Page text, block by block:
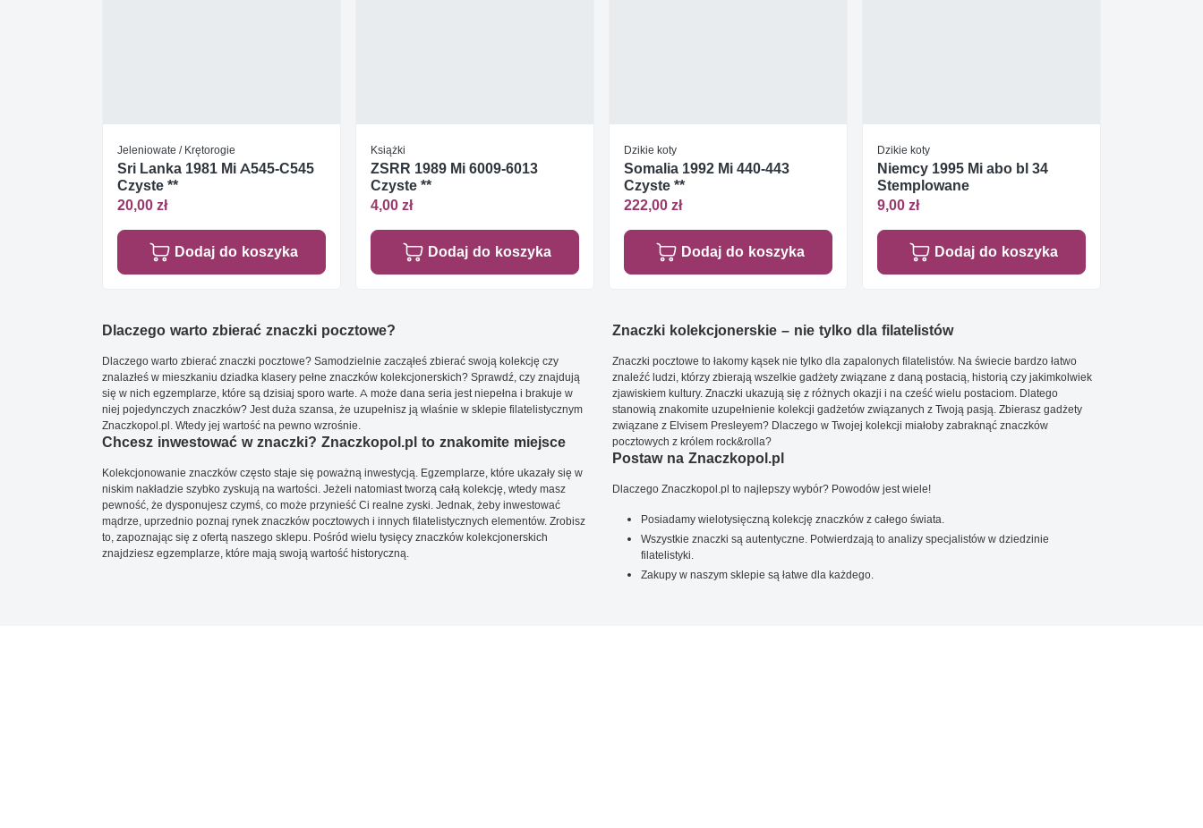
Jeleniowate / Krętorogie
Sri Lanka 1981 Mi A545-C545
Czyste **
20,00 zł
Dodaj do koszyka
Książki
ZSRR 1989 Mi 6009-6013
Czyste **
4,00 zł
Dodaj do koszyka
Dzikie koty
Somalia 1992 Mi 440-443
Czyste **
222,00 zł
Dodaj do koszyka
Dzikie koty
Niemcy 1995 Mi abo bl 34
Stemplowane
9,00 zł
Dodaj do koszyka
Dlaczego warto zbierać znaczki pocztowe?
Dlaczego warto zbierać znaczki pocztowe? Samodzielnie zacząłeś zbierać swoją kolekcję czy
znalazłeś w mieszkaniu dziadka klasery pełne znaczków kolekcjonerskich? Sprawdź, czy znajdują
się w nich egzemplarze, które są dzisiaj sporo warte. A może dana seria jest niepełna i brakuje w
niej pojedynczych znaczków? Jest duża szansa, że uzupełnisz ją właśnie w sklepie filatelistycznym
Znaczkopol.pl. Wtedy jej wartość na pewno wzrośnie.
Chcesz inwestować w znaczki? Znaczkopol.pl to znakomite miejsce
Kolekcjonowanie znaczków często staje się poważną inwestycją. Egzemplarze, które ukazały się w
niskim nakładzie szybko zyskują na wartości. Jeżeli natomiast tworzą całą kolekcję, wtedy masz
pewność, że dysponujesz czymś, co może przynieść Ci realne zyski. Jednak, żeby inwestować
mądrze, uprzednio poznaj rynek znaczków pocztowych i innych filatelistycznych elementów. Zrobisz
to, zapoznając się z ofertą naszego sklepu. Pośród wielu tysięcy znaczków kolekcjonerskich
znajdziesz egzemplarze, które mają swoją wartość historyczną.
Znaczki kolekcjonerskie – nie tylko dla filatelistów
Znaczki pocztowe to łakomy kąsek nie tylko dla zapalonych filatelistów. Na świecie bardzo łatwo
znaleźć ludzi, którzy zbierają wszelkie gadżety związane z daną postacią, historią czy jakimkolwiek
zjawiskiem kultury. Znaczki ukazują się z różnych okazji i na cześć wielu postaciom. Dlatego
stanowią znakomite uzupełnienie kolekcji gadżetów związanych z Twoją pasją. Zbierasz gadżety
związane z Elvisem Presleyem? Dlaczego w Twojej kolekcji miałoby zabraknąć znaczków
pocztowych z królem rock&rolla?
Postaw na Znaczkopol.pl
Dlaczego Znaczkopol.pl to najlepszy wybór? Powodów jest wiele!
Posiadamy wielotysięczną kolekcję znaczków z całego świata.
Wszystkie znaczki są autentyczne. Potwierdzają to analizy specjalistów w dziedzinie
filatelistyki.
Zakupy w naszym sklepie są łatwe dla każdego.